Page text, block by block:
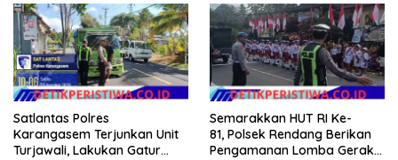
Tihingan
Satlantas Polres
Karangasem Terjunkan Unit
Turjawali, Lakukan Gatur
Semarakkan HUT RI Ke-
81, Polsek Rendang Berikan
Pengamanan Lomba Gerak